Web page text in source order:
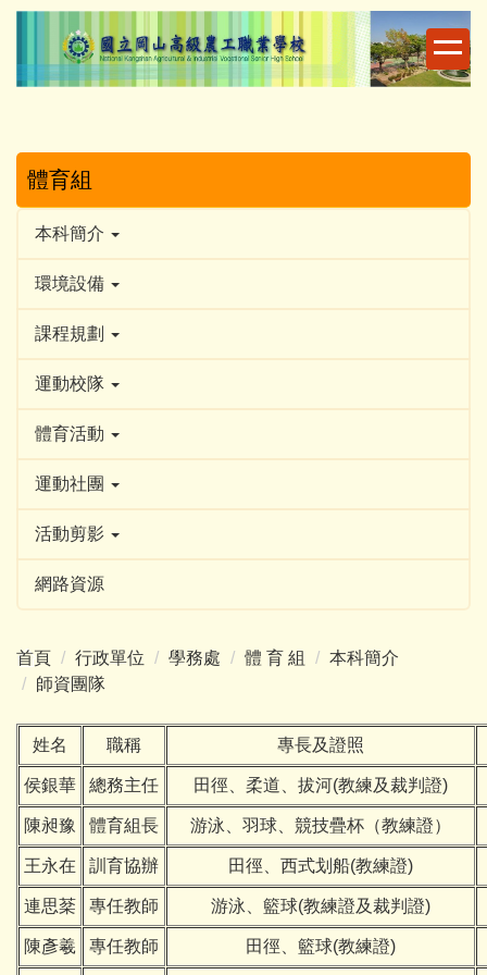
跳
主
體育組
本科簡介
環境設備
課程規劃
運動校隊
體育活動
運動社團
活動剪影
網路資源
首頁 行政單位 學務處 體 育 組
本科簡介
師資團隊
姓名 職稱 專長及證照
侯銀華 總務主任 田徑、柔道、拔河(教練及裁判證)
陳昶豫 體育組長 游泳、羽球、競技疊杯（教練證）
王永在 訓育協辦 田徑、西式划船(教練證)
連思棻 專任教師 游泳、籃球(教練證及裁判證)
陳彥羲 專任教師 田徑、籃球(教練證)